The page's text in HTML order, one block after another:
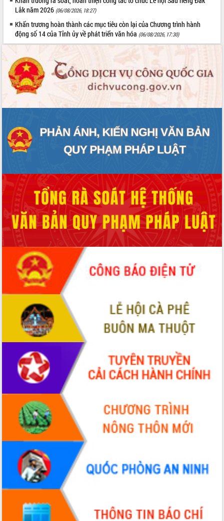
nhanh tiến độ các dự án trọng điểm
trong Khu kinh tế Nam Phú Yên
Hòn Yến phát triển du lịch gắn với bảo
tồn biển
Lấy ý kiến điều chỉnh Quy hoạch tỉnh
Đắk Lắk thời kỳ 2021-2030, tầm nhìn
đến năm 2050
Phát động chiến dịch 30 ngày đêm
giải phóng mặt bằng Tuyến đường bộ
ven biển
II/2026
Đắk Lắk ký kết thỏa thuận hợp tác về
chuyển đổi số giai đoạn 2026 – 2030
Việt Nam
Thứ trưởng Bộ Y tế làm việc với tỉnh
Đắk Lắk về phát triển nhân lực y tế
cho trạm y tế cấp xã
Du lịch Đắk Lắk nâng tầm trải nghiệm
du khách thông qua Hệ thống cơ sở dữ
liệu và Bản đồ số
Tập huấn ứng dụng trí tuệ nhân tạo (AI)
trong thương mại điện tử năm 2026
Đoàn đại biểu Quốc hội tỉnh Đắk Lắk
trao đổi thông tin trước Kỳ họp thứ
nhất, Quốc hội khóa XVI
Quyết liệt cải cách hành chính, khơi
thông nguồn lực phát triển
Nâng cao hiệu lực, hiệu quả HĐND
tỉnh thông qua hiện đại hóa hành chính
Xã Ea Phê gắn cải cách hành chính với
chuyển đổi số
Phó Chủ tịch Thường trực UBND tỉnh
Hồ Thị Nguyên Thảo làm việc tại Trung
tâm Phục vụ hành chính công xã Ea
Xây dựng nền hành chính số đồng
hành cùng nông dân dân, doanh nghiệp
Giai đoạn 2026-2030, Đắk Lắk phấn
đấu có 77% xã đạt chuẩn nông thôn
mới
Chuyển đổi số 'mở đường' cho nông
nghiệp Đắk Lắk tăng trưởng bứt phá
Triển khai đồng bộ đo đạc, lập hồ sơ
địa chính, hoàn thiện cơ sở dữ liệu đất
Lắk năm 2026 (06/08/2026, 18:27)
Khẩn trương hoàn thành các mục tiêu còn lại của Chương trình hành
động số 14 của Tỉnh ủy về phát triển văn hóa (06/08/2026, 17:30)